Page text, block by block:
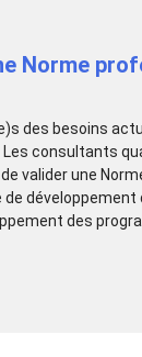
Norme
des besoins
consultants
valider une
des